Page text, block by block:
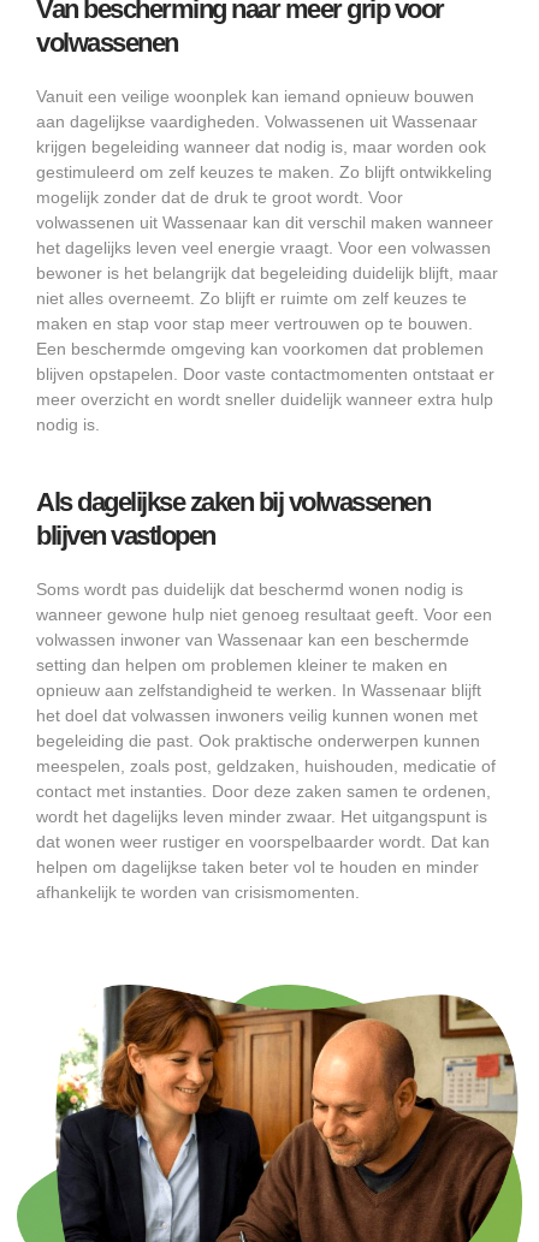
Van bescherming naar meer grip voor
volwassenen
Vanuit een veilige woonplek kan iemand opnieuw bouwen
aan dagelijkse vaardigheden. Volwassenen uit Wassenaar
krijgen begeleiding wanneer dat nodig is, maar worden ook
gestimuleerd om zelf keuzes te maken. Zo blijft ontwikkeling
mogelijk zonder dat de druk te groot wordt. Voor
volwassenen uit Wassenaar kan dit verschil maken wanneer
het dagelijks leven veel energie vraagt. Voor een volwassen
bewoner is het belangrijk dat begeleiding duidelijk blijft, maar
niet alles overneemt. Zo blijft er ruimte om zelf keuzes te
maken en stap voor stap meer vertrouwen op te bouwen.
Een beschermde omgeving kan voorkomen dat problemen
blijven opstapelen. Door vaste contactmomenten ontstaat er
meer overzicht en wordt sneller duidelijk wanneer extra hulp
nodig is.
Als dagelijkse zaken bij volwassenen
blijven vastlopen
Soms wordt pas duidelijk dat beschermd wonen nodig is
wanneer gewone hulp niet genoeg resultaat geeft. Voor een
volwassen inwoner van Wassenaar kan een beschermde
setting dan helpen om problemen kleiner te maken en
opnieuw aan zelfstandigheid te werken. In Wassenaar blijft
het doel dat volwassen inwoners veilig kunnen wonen met
begeleiding die past. Ook praktische onderwerpen kunnen
meespelen, zoals post, geldzaken, huishouden, medicatie of
contact met instanties. Door deze zaken samen te ordenen,
wordt het dagelijks leven minder zwaar. Het uitgangspunt is
dat wonen weer rustiger en voorspelbaarder wordt. Dat kan
helpen om dagelijkse taken beter vol te houden en minder
afhankelijk te worden van crisismomenten.